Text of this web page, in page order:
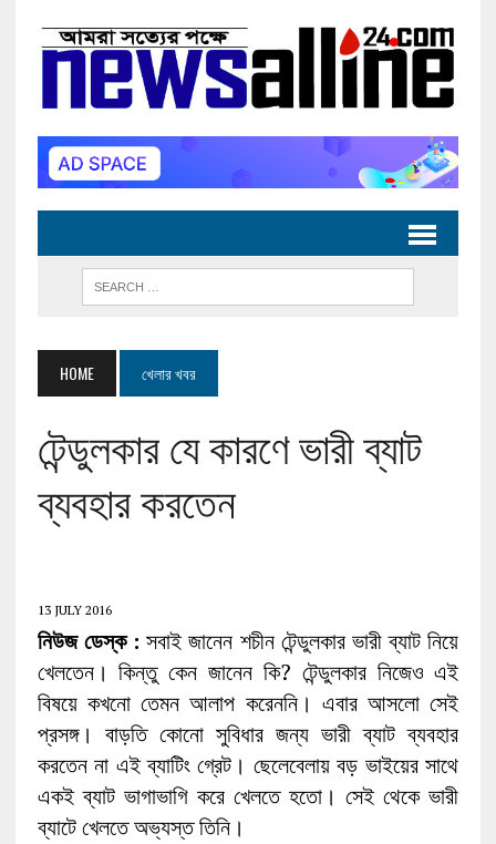
HOME খেলার খবর
টেন্ডুলকার যে কারণে ভারী ব্যাট
ব্যবহার করতেন
13 JULY 2016
নিউজডেস্ক : সবাই জানেন শচীন টেন্ডুলকার ভারী ব্যাট নিয়ে
খেলতেন। কিন্তু কেন জানেন কি? টেন্ডুলকার নিজেও এই
বিষয়ে কখনো তেমন আলাপ করেননি। এবার আসলো সেই
প্রসঙ্গ। বাড়তি কোনো সুবিধার জন্য ভারী ব্যাট ব্যবহার
করতেন না এই ব্যাটিং গ্রেট। ছেলেবেলায় বড় ভাইয়ের সাথে
একই ব্যাট ভাগাভাগি করে খেলতে হতো। সেই থেকে ভারী
ব্যাটে খেলতে অভ্যস্ত তিনি।